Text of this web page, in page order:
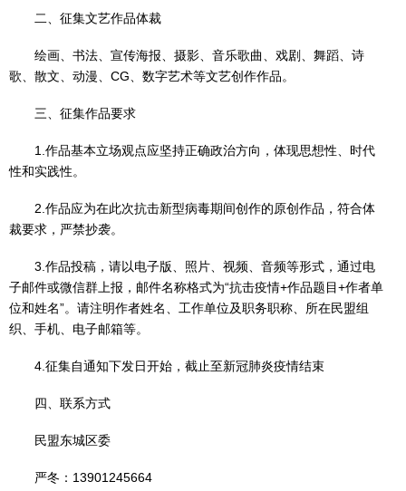
二、征集文艺作品体裁
绘画、书法、宣传海报、摄影、音乐歌曲、戏剧、舞蹈、诗
歌、散文、动漫、CG、数字艺术等文艺创作作品。
三、征集作品要求
1.作品基本立场观点应坚持正确政治方向，体现思想性、时代
性和实践性。
2.作品应为在此次抗击新型病毒期间创作的原创作品，符合体
裁要求，严禁抄袭。
3.作品投稿，请以电子版、照片、视频、音频等形式，通过电
子邮件或微信群上报，邮件名称格式为“抗击疫情+作品题目+作者单
位和姓名”。请注明作者姓名、工作单位及职务职称、所在民盟组
织、手机、电子邮箱等。
4.征集自通知下发日开始，截止至新冠肺炎疫情结束
四、联系方式
民盟东城区委
严冬：13901245664